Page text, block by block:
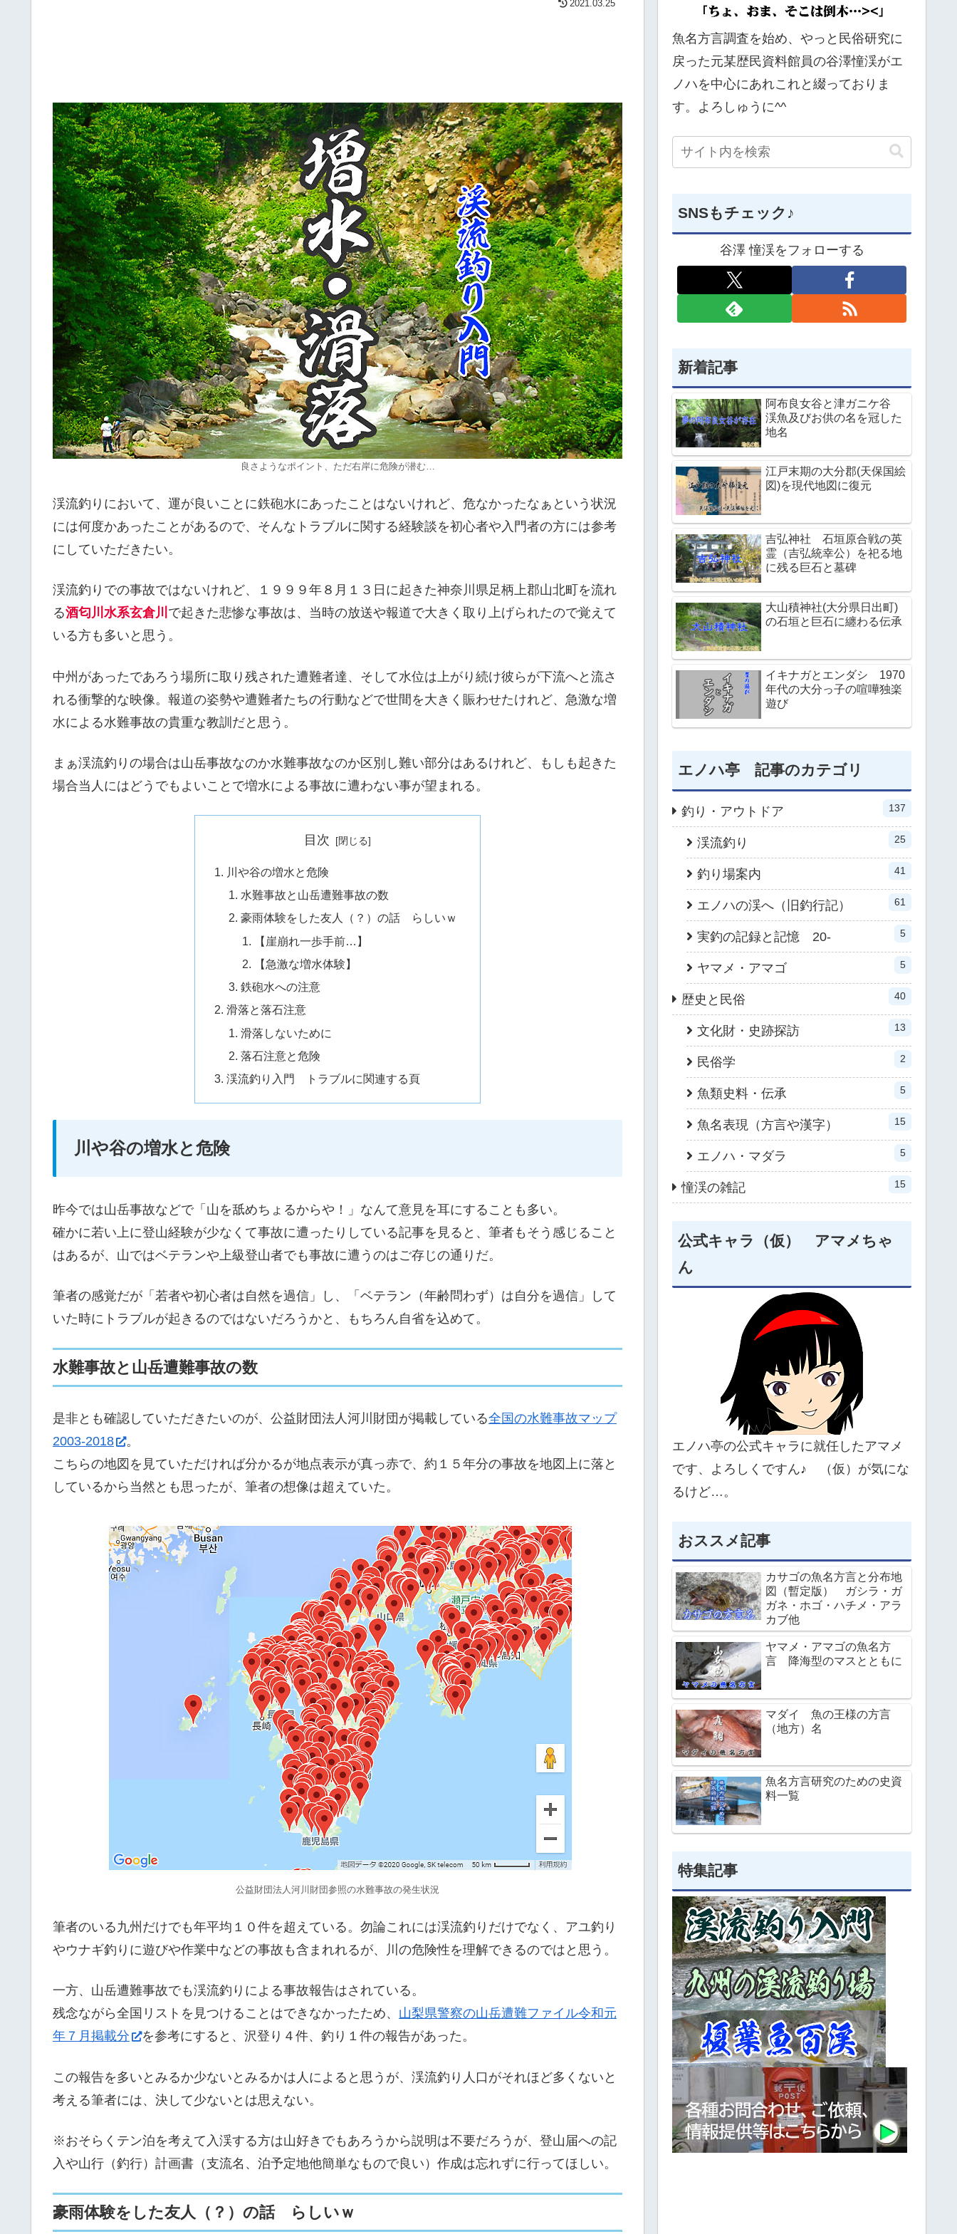
2021.03.25
良さようなポイント、ただ右岸に危険が潜む…
渓流釣りにおいて、運が良いことに鉄砲水にあったことはないけれど、危なかったなぁという状況
には何度かあったことがあるので、そんなトラブルに関する経験談を初心者や入門者の方には参考
にしていただきたい。
渓流釣りでの事故ではないけれど、１９９９年８月１３日に起きた神奈川県足柄上郡山北町を流れ
る酒匂川水系玄倉川 で起きた悲惨な事故は、当時の放送や報道で大きく取り上げられたので覚えて
いる方も多いと思う。
中州があったであろう場所に取り残された遭難者達、そして水位は上がり続け彼らが下流へと流さ
れる衝撃的な映像。報道の姿勢や遭難者たちの行動などで世間を大きく賑わせたけれど、急激な増
水による水難事故の貴重な教訓だと思う。
まぁ渓流釣りの場合は山岳事故なのか水難事故なのか区別し難い部分はあるけれど、もしも起きた
場合当人にはどうでもよいことで増水による事故に遭わない事が望まれる。
目次
川や谷の増水と危険
水難事故と山岳遭難事故の数
豪雨体験をした友人（？）の話 らしいｗ
【崖崩れ一歩手前…】
【急激な増水体験】
鉄砲水への注意
滑落と落石注意
滑落しないために
落石注意と危険
渓流釣り入門 トラブルに関連する頁
川や谷の増水と危険
昨今では山岳事故などで「山を舐めちょるからや！」なんて意見を耳にすることも多い。
確かに若い上に登山経験が少なくて事故に遭ったりしている記事を見ると、筆者もそう感じること
はあるが、山ではベテランや上級登山者でも事故に遭うのはご存じの通りだ。
筆者の感覚だが「若者や初心者は自然を過信」し、「ベテラン（年齢問わず）は自分を過信」して
いた時にトラブルが起きるのではないだろうかと、もちろん自省を込めて。
水難事故と山岳遭難事故の数
是非とも確認していただきたいのが、公益財団法人河川財団が掲載している全国の水難事故マップ
2003-2018
。
こちらの地図を見ていただければ分かるが地点表示が真っ赤で、約１５年分の事故を地図上に落と
しているから当然とも思ったが、筆者の想像は超えていた。
公益財団法人河川財団参照の水難事故の発生状況
筆者のいる九州だけでも年平均１０件を超えている。勿論これには渓流釣りだけでなく、アユ釣り
やウナギ釣りに遊びや作業中などの事故も含まれれるが、川の危険性を理解できるのではと思う。
一方、山岳遭難事故でも渓流釣りによる事故報告はされている。
残念ながら全国リストを見つけることはできなかったため、 山梨県警察の山岳遭難ファイル令和元
年７月掲載分
を参考にすると、沢登り４件、釣り１件の報告があった。
この報告を多いとみるか少ないとみるかは人によると思うが、渓流釣り人口がそれほど多くないと
考える筆者には、決して少ないとは思えない。
※おそらくテン泊を考えて入渓する方は山好きでもあろうから説明は不要だろうが、登山届への記
入や山行（釣行）計画書（支流名、泊予定地他簡単なもので良い）作成は忘れずに行ってほしい。
豪雨体験をした友人（？）の話 らしいｗ
魚名方言調査を始め、やっと民俗研究に
戻った元某歴民資料館員の谷澤憧渓がエ
ノハを中心にあれこれと綴っておりま
す。よろしゅうに^^
SNSもチェック♪
谷澤 憧渓をフォローする
新着記事
阿布良女谷と津ガニケ谷
渓魚及びお供の名を冠した
地名
江戸末期の大分郡(天保国絵
図)を現代地図に復元
吉弘神社 石垣原合戦の英
霊（吉弘統幸公）を祀る地
に残る巨石と墓碑
大山積神社(大分県日出町)
の石垣と巨石に纏わる伝承
イキナガとエンダシ 1970
年代の大分っ子の喧嘩独楽
遊び
エノハ亭 記事のカテゴリ
釣り・アウトドア 137
渓流釣り 25
釣り場案内 41
エノハの渓へ（旧釣行記） 61
実釣の記録と記憶 20- 5
ヤマメ・アマゴ 5
歴史と民俗 40
文化財・史跡探訪 13
民俗学 2
魚類史料・伝承 5
魚名表現（方言や漢字） 15
エノハ・マダラ 5
憧渓の雑記 15
公式キャラ（仮） アマメちゃ
ん
エノハ亭の公式キャラに就任したアマメ
です、よろしくですん♪ （仮）が気にな
るけど…。
おススメ記事
カサゴの魚名方言と分布地
図（暫定版） ガシラ・ガ
ガネ・ホゴ・ハチメ・アラ
カブ他
ヤマメ・アマゴの魚名方
言 降海型のマスとともに
マダイ 魚の王様の方言
（地方）名
魚名方言研究のための史資
料一覧
特集記事